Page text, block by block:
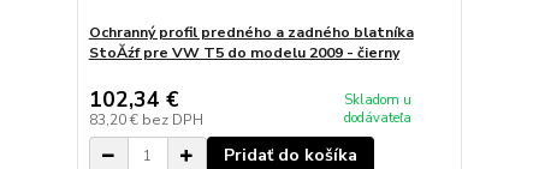
Ochranný profil predného a zadného blatníka
StoĂźf pre VW T5 do modelu 2009 - čierny
102,34 €
83,20 € bez DPH
Skladom u
dodávateľa
Pridať do košíka